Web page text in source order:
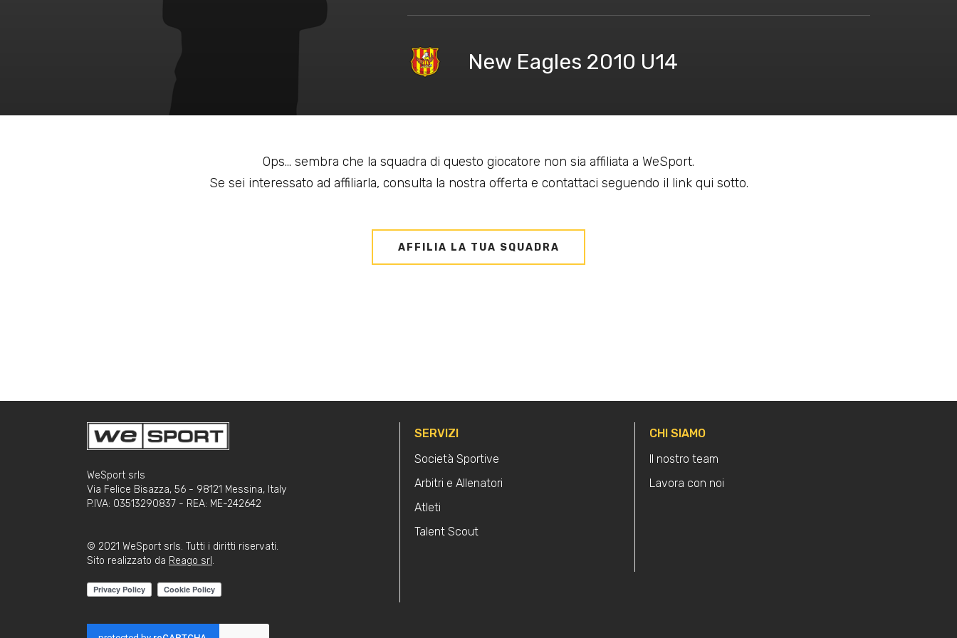
New Eagles 2010 U14
Ops... sembra che la squadra di questo giocatore non sia affiliata a WeSport.
Se sei interessato ad affiliarla, consulta la nostra offerta e contattaci seguendo il link qui sotto.
AFFILIA LA TUA SQUADRA
WeSport srls
Via Felice Bisazza, 56 - 98121 Messina, Italy
P.IVA: 03513290837 - REA: ME-242642
© 2021 WeSport srls. Tutti i diritti riservati.
Sito realizzato da Reago srl .
SERVIZI
Società Sportive
Arbitri e Allenatori
Atleti
Talent Scout
CHI SIAMO
Il nostro team
Lavora con noi